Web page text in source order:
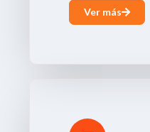
Ver más